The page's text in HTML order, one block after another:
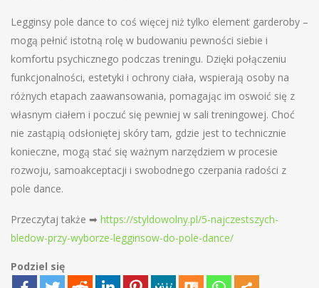
Legginsy pole dance to coś więcej niż tylko element garderoby –
mogą pełnić istotną rolę w budowaniu pewności siebie i
komfortu psychicznego podczas treningu. Dzięki połączeniu
funkcjonalności, estetyki i ochrony ciała, wspierają osoby na
różnych etapach zaawansowania, pomagając im oswoić się z
własnym ciałem i poczuć się pewniej w sali treningowej. Choć
nie zastąpią odsłoniętej skóry tam, gdzie jest to technicznie
konieczne, mogą stać się ważnym narzędziem w procesie
rozwoju, samoakceptacji i swobodnego czerpania radości z
pole dance.
Przeczytaj także ➡ https://styldowolny.pl/5-najczestszych-
bledow-przy-wyborze-legginsow-do-pole-dance/
Podziel się